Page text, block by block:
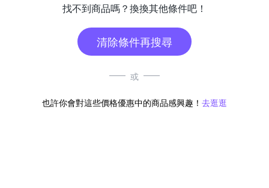
找不到商品嗎？換換其他條件吧！
清除條件再搜尋
或
也許你會對這些價格優惠中的商品感興趣！ 去逛逛